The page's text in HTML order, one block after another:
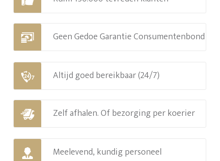
Geen Gedoe Garantie Consumentenbond
Altijd goed bereikbaar (24/7)
Zelf afhalen. Of bezorging per koerier
Meelevend, kundig personeel